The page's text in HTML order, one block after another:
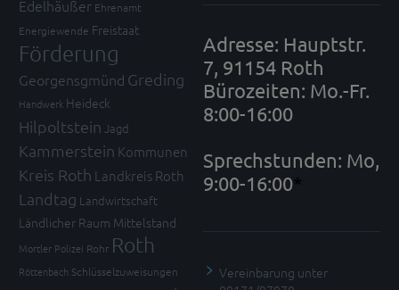
Edelhäußer Ehrenamt
Energiewende Freistaat
Förderung
Georgensgmünd Greding
Handwerk Heideck
Hilpoltstein Jagd
Kammerstein Kommunen
Kreis Roth Landkreis Roth
Landtag Landwirtschaft
Ländlicher Raum Mittelstand
Mortler Polizei Rohr Roth
Röttenbach Schlüsselzuweisungen
Adresse: Hauptstr.
7, 91154 Roth
Bürozeiten: Mo.-Fr.
8:00-16:00
Sprechstunden: Mo,
9:00-16:00*
Vereinbarung unter